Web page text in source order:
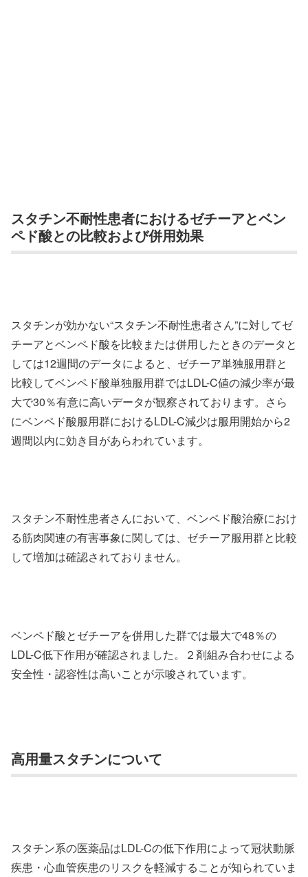
スタチン不耐性患者におけるゼチーアとベン
ペド酸との比較および併用効果
スタチンが効かない“スタチン不耐性患者さん”に対してゼ
チーアとベンペド酸を比較または併用したときのデータと
しては12週間のデータによると、ゼチーア単独服用群と
比較してベンペド酸単独服用群ではLDL-C値の減少率が最
大で30％有意に高いデータが観察されております。さら
にベンペド酸服用群におけるLDL-C減少は服用開始から2
週間以内に効き目があらわれています。
スタチン不耐性患者さんにおいて、ベンペド酸治療におけ
る筋肉関連の有害事象に関しては、ゼチーア服用群と比較
して増加は確認されておりません。
ベンペド酸とゼチーアを併用した群では最大で48％の
LDL-C低下作用が確認されました。２剤組み合わせによる
安全性・認容性は高いことが示唆されています。
高用量スタチンについて
スタチン系の医薬品はLDL-Cの低下作用によって冠状動脈
疾患・心血管疾患のリスクを軽減することが知られていま